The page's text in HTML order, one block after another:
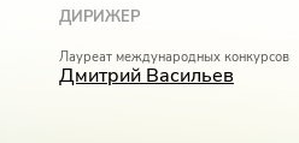
ДИРИЖЕР
Лауреат международных конкурсов
Дмитрий Васильев